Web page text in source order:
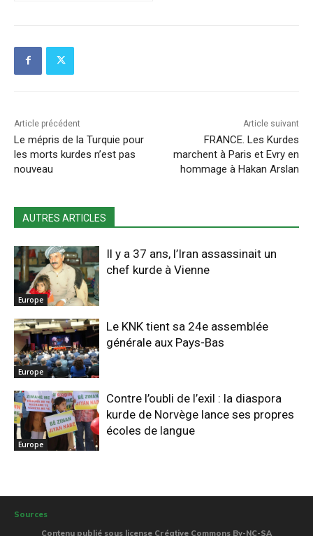
Article précédent
Le mépris de la Turquie pour
les morts kurdes n’est pas
nouveau
Article suivant
FRANCE. Les Kurdes
marchent à Paris et Evry en
hommage à Hakan Arslan
AUTRES ARTICLES
Europe
Il y a 37 ans, l’Iran assassinait un
chef kurde à Vienne
Europe
Le KNK tient sa 24e assemblée
générale aux Pays-Bas
Europe
Contre l’oubli de l’exil : la diaspora
kurde de Norvège lance ses propres
écoles de langue
Sources
Contenu publié sous license Créative Commons By-NC-SA